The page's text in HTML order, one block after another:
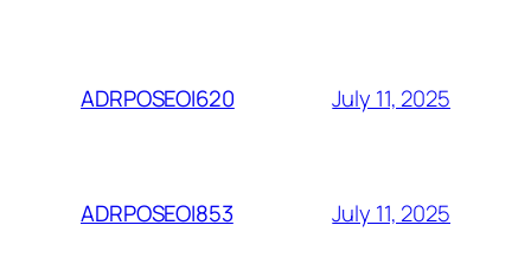
ADRPOSEOI620 July 11, 2025
ADRPOSEOI853 July 11, 2025